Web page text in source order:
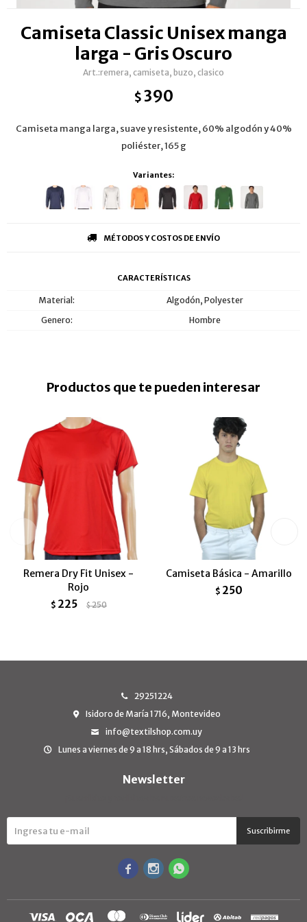
Camiseta Classic Unisex manga
larga - Gris Oscuro
remera, camiseta, buzo, clasico
$390
Camiseta manga larga, suave y resistente, 60% algodón y 40%
poliéster, 165 g
Variantes:
MÉTODOS Y COSTOS DE ENVÍO
CARACTERÍSTICAS
Material
Algodón, Polyester
Genero
Hombre
Productos que te pueden interesar
Remera Dry Fit Unisex -
Rojo
$ 225 $250
Camiseta Básica - Amarillo
$ 250
29251224
Isidoro de María 1716, Montevideo
info@textilshop.com.uy
Lunes a viernes de 9 a 18 hrs, Sábados de 9 a 13 hrs
Newsletter
Suscribirme
  